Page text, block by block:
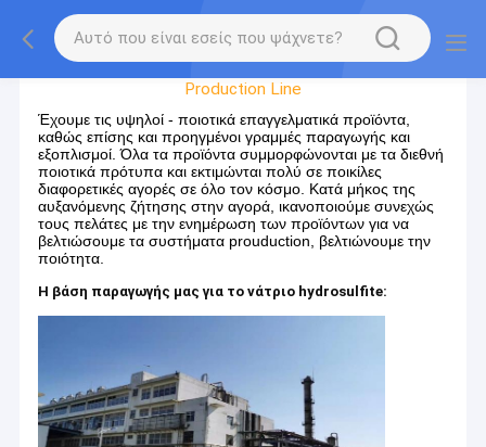
Factory Tour
Production Line
Έχουμε τις υψηλοί - ποιοτικά επαγγελματικά προϊόντα,
καθώς επίσης και προηγμένοι γραμμές παραγωγής και
εξοπλισμοί. Όλα τα προϊόντα συμμορφώνονται με τα διεθνή
ποιοτικά πρότυπα και εκτιμώνται πολύ σε ποικίλες
διαφορετικές αγορές σε όλο τον κόσμο. Κατά μήκος της
αυξανόμενης ζήτησης στην αγορά, ικανοποιούμε συνεχώς
τους πελάτες με την ενημέρωση των προϊόντων για να
βελτιώσουμε τα συστήματα prouduction, βελτιώνουμε την
ποιότητα.
Η βάση παραγωγής μας για το νάτριο hydrosulfite: